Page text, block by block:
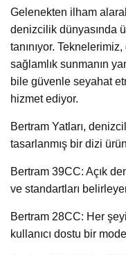
Gelenekten ilham
denizcilik dünyasında
tanınıyor.
sağlamlık sunmanın
bile güvenle seyahat
hizmet ediyor.
Bertram Yatları,
tasarlanmış bir dizi
Bertram 39CC: Açık
ve standartları
Bertram 28CC: Her
kullanıcı dostu bir